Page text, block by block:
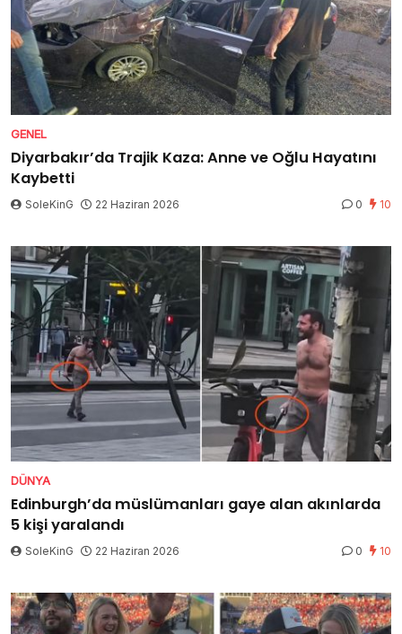
GENEL
Diyarbakır’da Trajik Kaza: Anne ve Oğlu Hayatını
Kaybetti
SoleKinG 22 Haziran 2026 0 10
DÜNYA
Edinburgh’da müslümanları gaye alan akınlarda
5 kişi yaralandı
SoleKinG 22 Haziran 2026 0 10